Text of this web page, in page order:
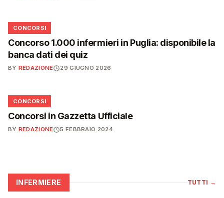
📋
CONCORSI
Concorso 1.000 infermieri in Puglia: disponibile la
banca dati dei quiz
BY REDAZIONE 29 GIUGNO 2026
📋
CONCORSI
Concorsi in Gazzetta Ufficiale
BY REDAZIONE 5 FEBBRAIO 2024
INFERMIERE TUTTI →